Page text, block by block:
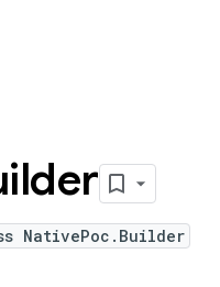
NativePoc.Builder